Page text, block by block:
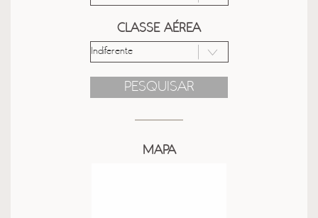
CLASSE AÉREA
PESQUISAR
MAPA